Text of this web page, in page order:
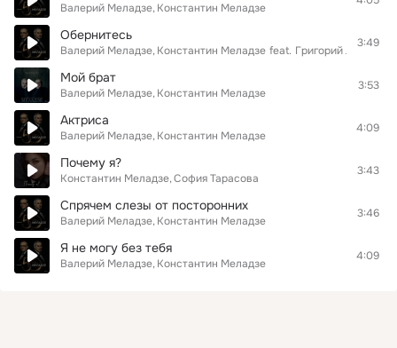
Валерий Меладзе Константин Меладзе
Обернитесь
Валерий Меладзе Константин Меладзе feat. Григорий Лепс
3:49
Мой брат
Валерий Меладзе Константин Меладзе
3:53
Актриса
Валерий Меладзе Константин Меладзе
4:09
Почему я?
Константин Меладзе София Тарасова
3:43
Спрячем слезы от посторонних
Валерий Меладзе Константин Меладзе
3:46
Я не могу без тебя
Валерий Меладзе Константин Меладзе
4:09